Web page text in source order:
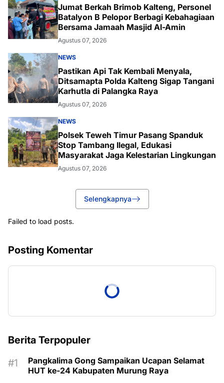
Jumat Berkah Brimob Kalteng, Personel
Batalyon B Pelopor Berbagi Kebahagiaan
Bersama Jamaah Masjid Al-Amin
Agustus 07, 2026
NEWS
Pastikan Api Tak Kembali Menyala,
Ditsamapta Polda Kalteng Sigap Tangani
Karhutla di Palangka Raya
Agustus 07, 2026
NEWS
Polsek Teweh Timur Pasang Spanduk
Stop Tambang Ilegal, Edukasi
Masyarakat Jaga Kelestarian Lingkungan
Agustus 07, 2026
Selengkapnya
Failed to load posts.
Posting Komentar
Berita Terpopuler
Pangkalima Gong Sampaikan Ucapan Selamat
HUT ke-24 Kabupaten Murung Raya